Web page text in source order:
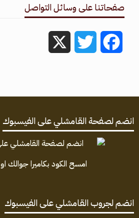
صفحاتنا على وسائل التواصل
Facebook
Twitter
انضم لصفحة القامشلي على الفيسبوك
امسح الكود بكاميرا جوالك او
انضم لجروب القامشلي على الفيسبوك